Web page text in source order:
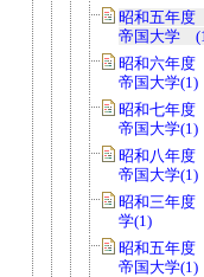
昭和五年
帝国大学
昭和六年
帝国大学(1)
昭和七年
帝国大学(1)
昭和八年
帝国大学(1)
昭和三年
学(1)
昭和五年
帝国大学(1)